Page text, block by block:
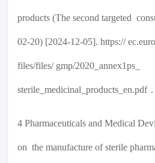
products (The second targeted
02-20) [2024-12-05]. https://
files/files/ gmp/2020_annex1ps_
sterile_medicinal_products_en.pdf．
4 Pharmaceuticals and Medical
on the manufacture of sterile